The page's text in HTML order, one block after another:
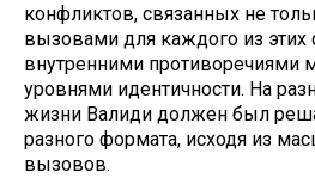
конфликтов, связанных не
вызовами для каждого из этих
внутренними противоречиями
уровнями идентичности. На
жизни Валиди должен был
разного формата, исходя из
вызовов.